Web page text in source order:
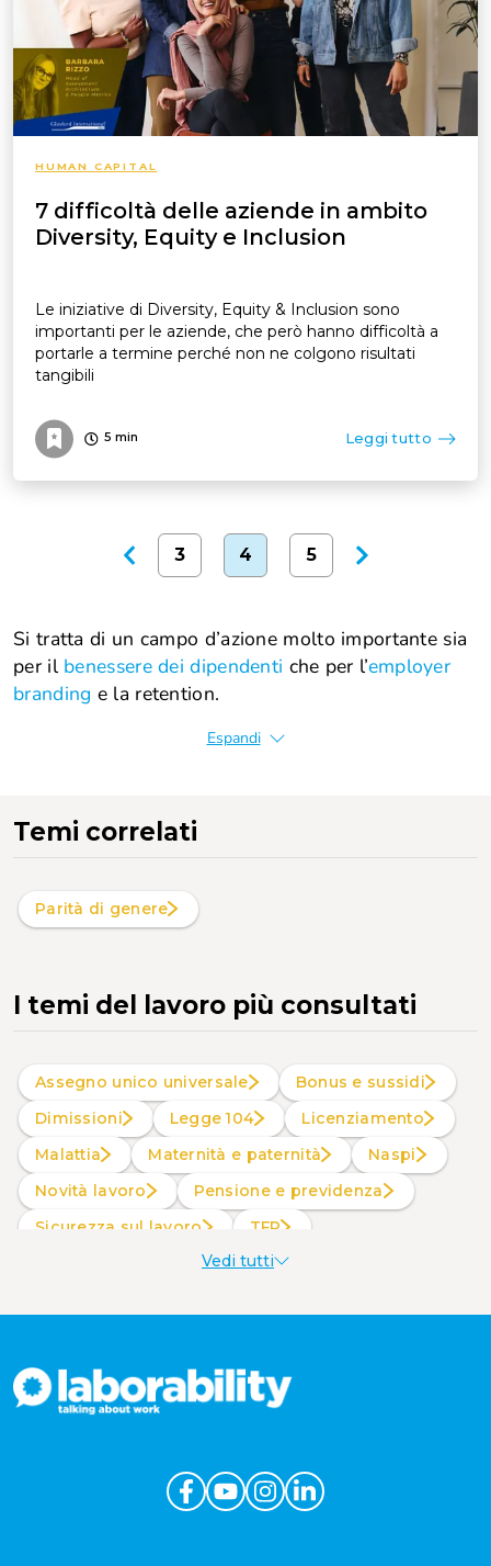
HUMAN CAPITAL
7 difficoltà delle aziende in ambito
Diversity, Equity e Inclusion
Le iniziative di Diversity, Equity & Inclusion sono
importanti per le aziende, che però hanno difficoltà a
portarle a termine perché non ne colgono risultati
tangibili
5 min Leggi tutto
3 4 5
Si tratta di un campo d’azione molto importante sia
per il benessere dei dipendenti che per l’employer
branding e la retention.
Espandi
Temi correlati
Parità di genere
I temi del lavoro più consultati
Assegno unico universale
Bonus e sussidi
Dimissioni
Legge 104
Licenziamento
Malattia
Maternità e paternità
Naspi
Novità lavoro
Pensione e previdenza
Sicurezza sul lavoro
TFR
Vedi tutti